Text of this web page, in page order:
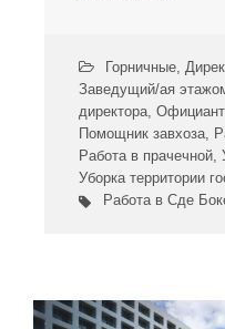
Горничные,
Заведущий/ая
директора,
Помощник завхоза,
Работа в прачечной,
Уборка территории
Работа в Сде